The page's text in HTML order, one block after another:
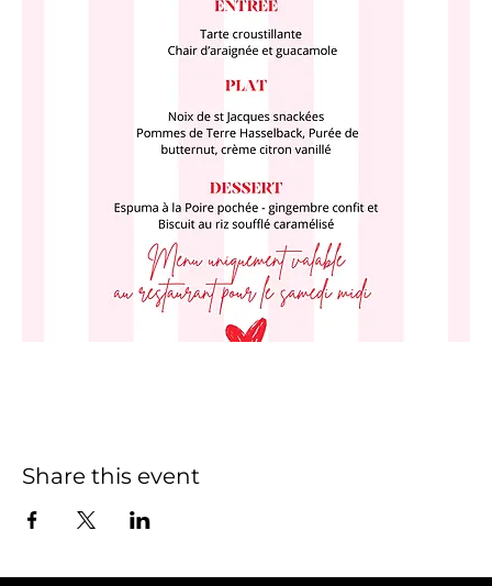
Share this event